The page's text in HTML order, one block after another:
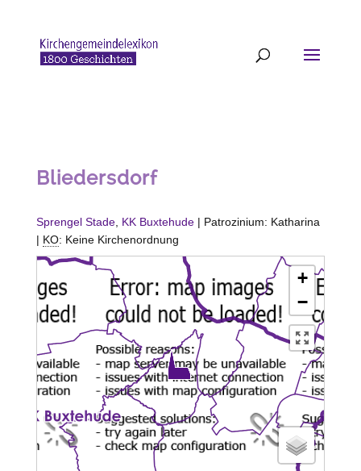
Bliedersdorf
Sprengel Stade, KK Buxtehude| Patrozinium: Katharina
| KO: Keine Kirchenordnung
+
−